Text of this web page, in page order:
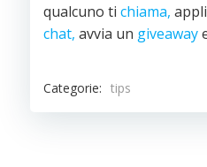
qualcuno ti chiama,
chat, avvia un giveaway
Categorie: tips